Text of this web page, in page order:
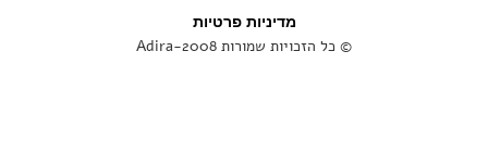
מדיניות פרטיות
© כל הזכויות שמורות Adira-2008